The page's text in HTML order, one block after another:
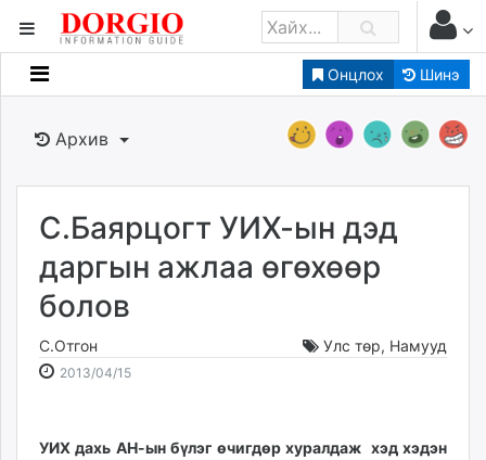
Онцлох Шинэ
Мэдээллийн
Банк санхүү
Бизнес ААН
Төрийн
Нийслэлийн
dorgio.mn
Gogo.mn
caak.mn
Baabar.mn
Архив
С.Баярцогт УИХ-ын дэд
даргын ажлаа өгөхөөр
болов
С.Отгон Улс төр, Намууд
2013/04/152013-
14:18:15
2026-
04:35:34
УИХ дахь АН-ын бү­лэг өчигдөр хуралдаж хэд хэдэн